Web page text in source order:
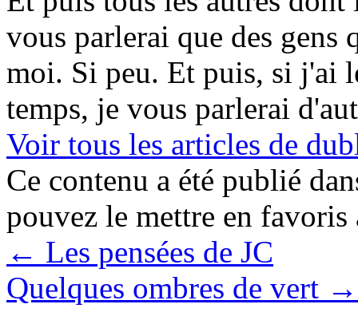
vous parlerai que des gens
moi. Si peu. Et puis, si j'ai
temps, je vous parlerai
Voir tous les articles de
Ce contenu a été publié
pouvez le mettre en
← Les pensées de JC
Quelques ombres de vert →